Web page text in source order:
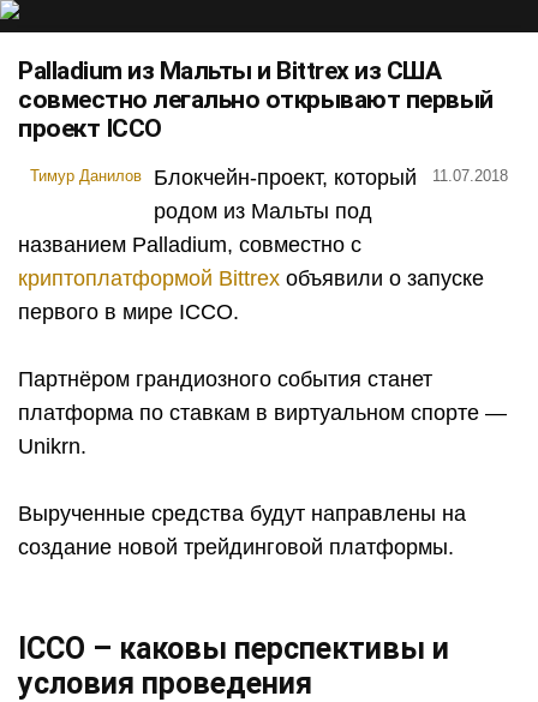
Palladium из Мальты и Bittrex из США
совместно легально открывают первый
проект ICCO
Тимур Данилов 11.07.2018
Блокчейн-проект, который
родом из Мальты под
названием Palladium, совместно с
криптоплатформой Bittrex объявили о запуске
первого в мире ICCO.
Партнёром грандиозного события станет
платформа по ставкам в виртуальном спорте —
Unikrn.
Вырученные средства будут направлены на
создание новой трейдинговой платформы.
ICCO – каковы перспективы и
условия проведения